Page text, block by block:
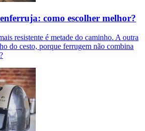
como escolher melhor?
resistente é metade do caminho. A outra
do cesto, porque ferrugem não combina